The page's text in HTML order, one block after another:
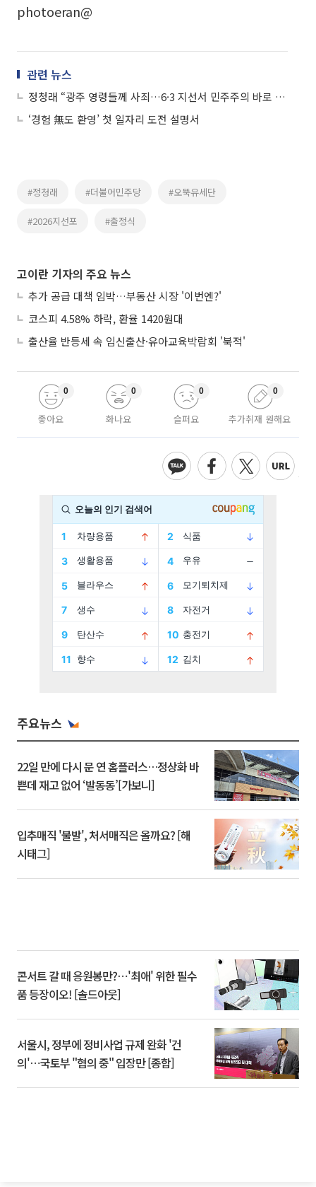
photoeran@
관련 뉴스
정청래 “광주 영령들께 사죄…6·3 지선서 민주주의 바로 세울 것”
‘경험 無도 환영’ 첫 일자리 도전 설명서
#정청래 #더불어민주당 #오뚝유세단
#2026지선포 #출정식
고이란 기자의 주요 뉴스
추가 공급 대책 임박…부동산 시장 '이번엔?'
코스피 4.58% 하락, 환율 1420원대
출산율 반등세 속 임신출산·유아교육박람회 '북적'
좋아요
0
화나요
0
슬퍼요
0
추가취재 원해요
0
주요뉴스
22일 만에 다시 문 연 홈플러스…정상화 바
쁜데 재고 없어 ‘발동동’[가보니]
입추매직 '불발', 처서매직은 올까요? [해
시태그]
콘서트 갈 때 응원봉만?⋯'최애' 위한 필수
품 등장이오! [솔드아웃]
서울시, 정부에 정비사업 규제 완화 '건
의'⋯국토부 "협의 중" 입장만 [종합]